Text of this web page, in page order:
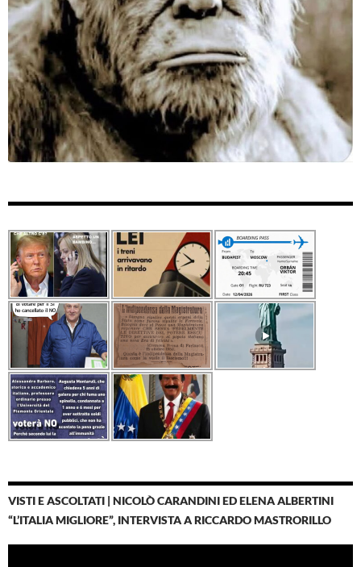
VISTI E ASCOLTATI | NICOLÒ CARANDINI ED ELENA ALBERTINI
“L’ITALIA MIGLIORE”, INTERVISTA A RICCARDO MASTRORILLO